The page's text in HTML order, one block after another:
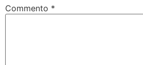
Commento *